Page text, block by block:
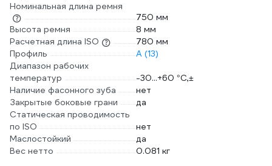
Номинальная длина ремня
750 мм
Высота ремня
8 мм
Расчетная длина ISO
780 мм
Профиль
A (13)
Диапазон рабочих
температур
-30...+60 °C,±
Наличие фасонного зуба
нет
Закрытые боковые грани
да
Статическая проводимость
по ISO
нет
Маслостойкий
да
Вес нетто
0.081 кг